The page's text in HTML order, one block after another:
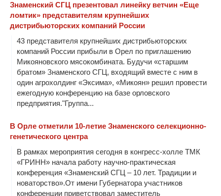
Знаменский СГЦ презентовал линейку ветчин «Еще
ломтик» представителям крупнейших
дистрибьюторских компаний России
43 представителя крупнейших дистрибьюторских
компаний России прибыли в Орел по приглашению
Микояновского мясокомбината. Будучи «старшим
братом» Знаменского СГЦ, входящий вместе с ним в
один агрохолдинг «Эксима», «Микоян» решил провести
ежегодную конференцию на базе орловского
предприятия."Группа...
В Орле отметили 10-летие Знаменского селекционно-
генетического центра
В рамках мероприятия сегодня в конгресс-холле ТМК
«ГРИНН» начала работу научно-практическая
конференция «Знаменский СГЦ – 10 лет. Традиции и
новаторство».От имени Губернатора участников
конференции приветствовал заместитель